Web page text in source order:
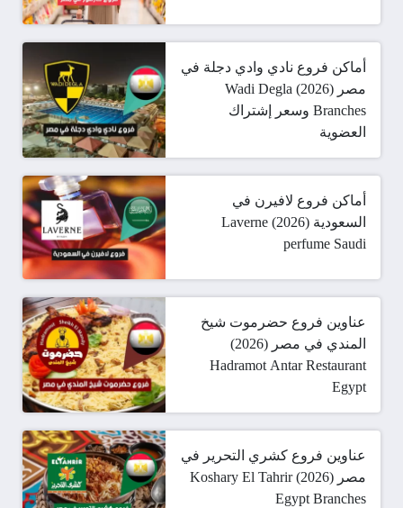
أماكن فروع نادي وادي دجلة في
مصر (2026) Wadi Degla
Branches وسعر إشتراك
العضوية
أماكن فروع لافيرن في
السعودية (2026) Laverne
perfume Saudi
عناوين فروع حضرموت شيخ
المندي في مصر (2026)
Hadramot Antar Restaurant
Egypt
عناوين فروع كشري التحرير في
مصر (2026) Koshary El Tahrir
Egypt Branches